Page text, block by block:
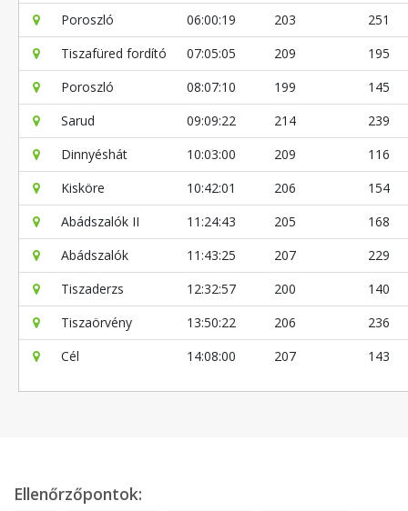
Poroszló
06:00:19 203
251
Tiszafüred fordító
07:05:05 209
195
Poroszló
08:07:10 199
145
Sarud
09:09:22 214
239
Dinnyéshát
10:03:00 209
116
Kisköre
10:42:01 206
154
Abádszalók II
11:24:43 205
168
Abádszalók
11:43:25 207
229
Tiszaderzs
12:32:57 200
140
Tiszaörvény
13:50:22 206
236
Cél
14:08:00 207 143
Ellenőrzőpontok: